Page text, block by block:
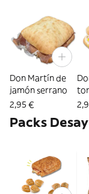
Don Martín de
jamón serrano
2,95 €
Packs